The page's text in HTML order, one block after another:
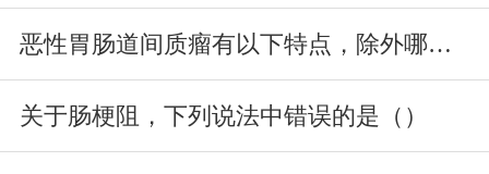
恶性胃肠道间质瘤有以下特点，除外哪一项（）
关于肠梗阻，下列说法中错误的是（）